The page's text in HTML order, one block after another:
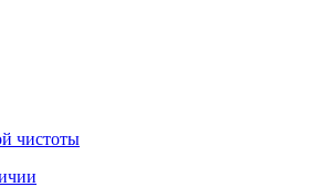
чистоты